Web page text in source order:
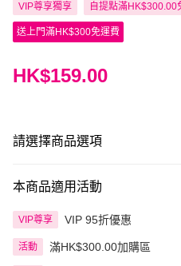
VIP尊享獨享 自提點滿HK$300.00
送上門滿HK$300免運費
HK$159.00
請選擇商品選項
本商品適用活動
VIP尊享 VIP 95折優惠
活動 滿HK$300.00加購區